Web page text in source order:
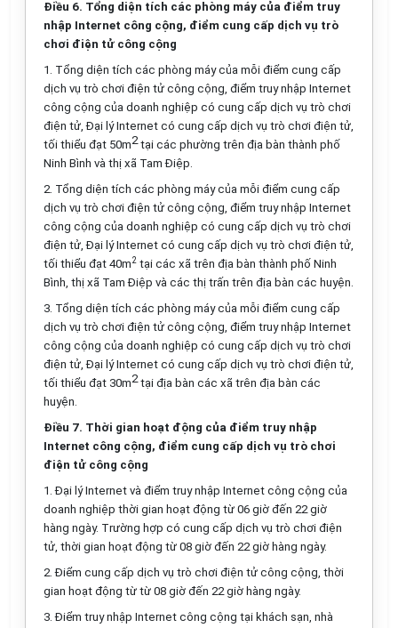
Điều 6. Tổng diện tích các phòng máy của điểm truy
nhập Internet công cộng, điểm cung cấp dịch vụ trò
chơi điện tử công cộng
1. Tổng diện tích các phòng máy của mỗi điểm cung cấp
dịch vụ trò chơi điện tử công cộng, điểm truy nhập Internet
công cộng của doanh nghiệp có cung cấp dịch vụ trò chơi
điện tử, Đại lý Internet có cung cấp dịch vụ trò chơi điện tử,
tối thiểu đạt 50m2tại các phường trên địa bàn thành phố
Ninh Bình và thị xã Tam Điệp.
2. Tổng diện tích các phòng máy của mỗi điểm cung cấp
dịch vụ trò chơi điện tử công cộng, điểm truy nhập Internet
công cộng của doanh nghiệp có cung cấp dịch vụ trò chơi
điện tử, Đại l ýInternet có cung cấp dịch vụ trò chơi điện tử,
tối thiểu đạt 40m2 tại các xã trên địa bàn thành phố Ninh
Bình, thị xã Tam Điệp và các thị trấn trên địa bàn các huyện.
3. Tổng diện tích các phòng máy của mỗi điểm cung cấp
dịch vụ trò chơi điện tử công cộng, điểm truy nhập Internet
công cộng của doanh nghiệp có cung cấp dịch vụ trò chơi
điện tử, Đại lý Internet có cung cấp dịch vụ trò chơi điện tử,
tối thiểu đạt 30m2tại địa bàn các xã trên địa bàn các
huyện.
Điều 7. Thời gian hoạt động của điểm truy nhập
Internet công cộng, điểm cung cấp dịch vụ trò chơi
điện tử công cộng
1.Đại lý Internet và điểm truy nhập Internet công cộng của
doanh nghiệp thời gian hoạt động từ 06 giờ đến 22 giờ
hàng ngày. Trường hợp có cung cấp dịch vụ trò chơi điện
tử, thời gian hoạt động từ 08 giờ đến 22 giờ hàng ngày.
2.Điểm cung cấp dịch vụ trò chơi điện tử công cộng, thời
gian hoạt động từ từ 08 giờ đến 22 giờ hàng ngày.
3.Điểm truy nhập Internet công cộng tại khách sạn, nhà